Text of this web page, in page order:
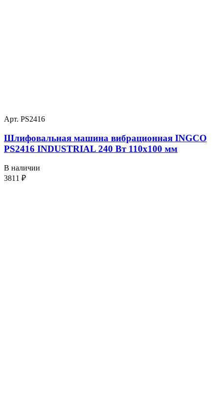
Арт. PS2416
Шлифовальная машина вибрационная INGCO
PS2416 INDUSTRIAL 240 Вт 110х100 мм
В наличии
3811 ₽